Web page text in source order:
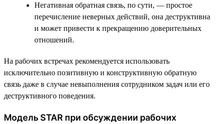
Негативная обратная связь, по сути, — простое
перечисление неверных действий, она деструктивна
и может привести к прекращению доверительных
отношений.
На рабочих встречах рекомендуется использовать
исключительно позитивную и конструктивную обратную
связь даже в случае невыполнения сотрудником задач или его
деструктивного поведения.
Модель STAR при обсуждении рабочих